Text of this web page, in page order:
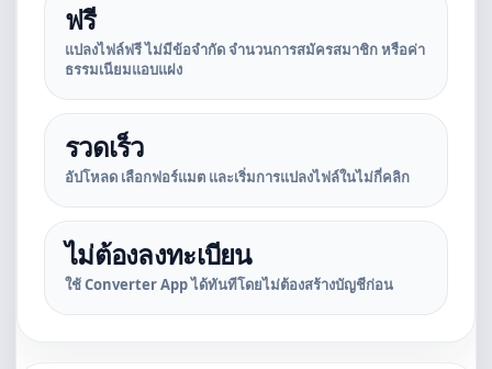
ฟรี
แปลงไฟล์ฟรี ไม่มีข้อจำกัด จำนวนการสมัครสมาชิก หรือค่า
ธรรมเนียมแอบแฝง
รวดเร็ว
อัปโหลด เลือกฟอร์แมต และเริ่มการแปลงไฟล์ในไม่กี่คลิก
ไม่ต้องลงทะเบียน
ใช้ Converter App ได้ทันทีโดยไม่ต้องสร้างบัญชีก่อน